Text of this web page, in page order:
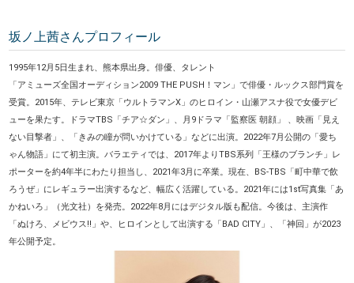
坂ノ上茜さんプロフィール
1995年12月5日生まれ、熊本県出身。俳優、タレント
「アミューズ全国オーディション2009 THE PUSH！マン」で俳優・ルックス部門賞を
受賞。2015年、テレビ東京「ウルトラマンX」のヒロイン・山瀬アスナ役で女優デビ
ューを果たす。ドラマTBS「チア☆ダン」、月9ドラマ「監察医 朝顔」 、映画「見え
ない目撃者」、「きみの瞳が問いかけている」などに出演。2022年7月公開の「愛ち
ゃん物語」にて初主演。バラエティでは、2017年よりTBS系列「王様のブランチ」レ
ポーターを約4年半にわたり担当し、2021年3月に卒業。現在、BS-TBS「町中華で飲
ろうぜ」にレギュラー出演するなど、幅広く活躍している。2021年には1st写真集「あ
かねいろ」（光文社）を発売。2022年8月にはデジタル版も配信。今後は、主演作
「ぬけろ、メビウス!!」や、ヒロインとして出演する「BAD CITY」、「神回」が2023
年公開予定。